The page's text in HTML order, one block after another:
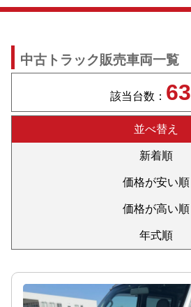
中古トラック販売車両一覧
該当台数： 63
並べ替え
新着順
価格が安い順
価格が高い順
年式順